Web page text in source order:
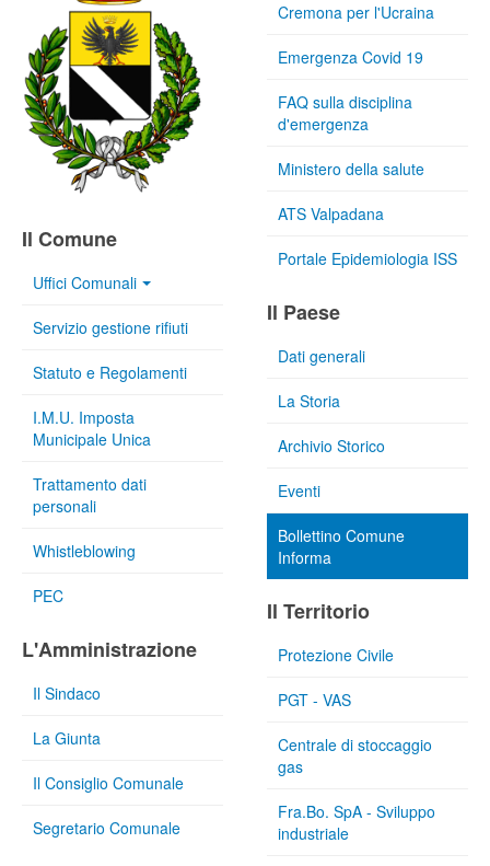
Il Comune
Uffici Comunali
Servizio gestione rifiuti
Statuto e Regolamenti
I.M.U. Imposta
Municipale Unica
Trattamento dati
personali
Whistleblowing
PEC
L'Amministrazione
Il Sindaco
La Giunta
Il Consiglio Comunale
Segretario Comunale
Cremona per l'Ucraina
Emergenza Covid 19
FAQ sulla disciplina
d'emergenza
Ministero della salute
ATS Valpadana
Portale Epidemiologia ISS
Il Paese
Dati generali
La Storia
Archivio Storico
Eventi
Bollettino Comune
Informa
Il Territorio
Protezione Civile
PGT - VAS
Centrale di stoccaggio
gas
Fra.Bo. SpA - Sviluppo
industriale